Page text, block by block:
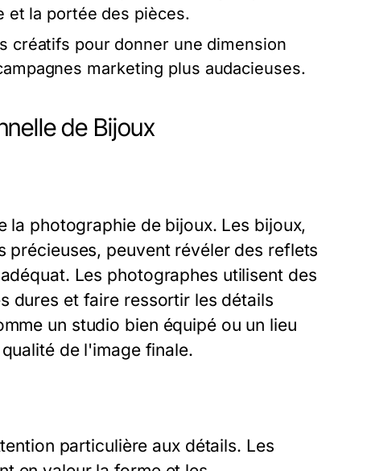
et la portée des pièces.
créatifs pour donner une dimension
marketing plus audacieuses.
de Bijoux
la photographie de bijoux. Les bijoux,
précieuses, peuvent révéler des reflets
Les photographes utilisent des
dures et faire ressortir les détails
un studio bien équipé ou un lieu
de l'image finale.
particulière aux détails. Les